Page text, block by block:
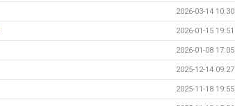
2026-03-14 10:30
2026-01-15 19:51
2026-01-08 17:05
2025-12-14 09:27
2025-11-18 19:55